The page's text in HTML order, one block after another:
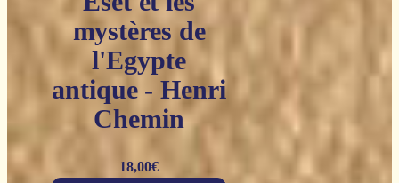
mystères de
l'Egypte
antique - Henri
Chemin
18,00€